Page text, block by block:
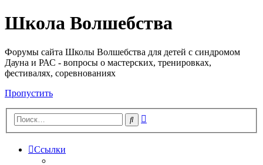
Школа Волшебства
Форумы сайта Школы Волшебства для детей с синдромом
Дауна и РАС - вопросы о мастерских, тренировках,
фестивалях, соревнованиях
Пропустить
Поиск
Ссылки